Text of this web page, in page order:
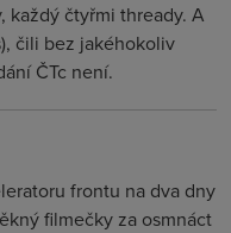
každý čtyřmi thready. A
čili bez jakéhokoliv
ČTc není.
frontu na dva dny
filmečky za osmnáct